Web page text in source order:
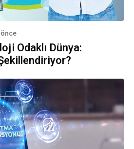
Odaklı Dünya: